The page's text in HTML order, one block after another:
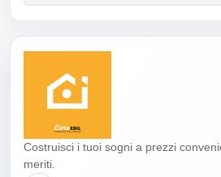
Costruisci i tuoi sogni a prezzi
meriti.